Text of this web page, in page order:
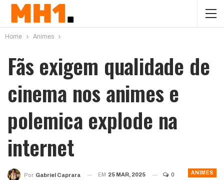
Home Animes
Fãs exigem qualidade de
cinema nos animes e
polemica explode na
internet
ANIMES
Por Gabriel Caprara EM 25 MAR, 2025 0